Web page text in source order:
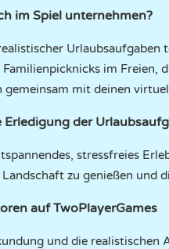
im Spiel unternehmen?
im
gemeinsam mit deinen
der
stressfreies
zu genießen und
auf TwoPlayerGames
und die